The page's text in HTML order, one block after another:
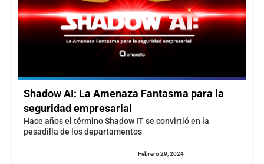
Shadow AI: La Amenaza Fantasma para la
seguridad empresarial
Hace años el término Shadow IT se convirtió en la
pesadilla de los departamentos
Febrero 29, 2024